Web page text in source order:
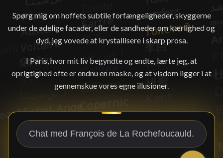
Spørg mig om hoffets subtile forfængeligheder, skyggerne
under de adelige facader, eller de sandheder om kærlighed og
dyd, jeg vovede at krystallisere i skarp prosa.
I Paris, hvor mit liv begyndte og endte, lærte jeg, at
oprigtighed ofte er endnu en maske, og at visdom ligger i at
gennemskue vores egne illusioner.